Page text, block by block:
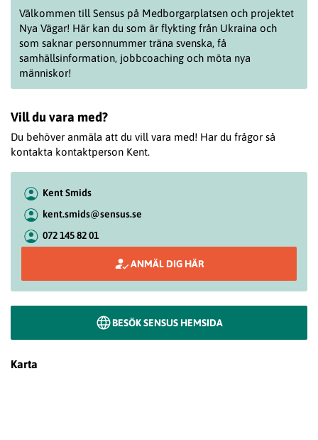
Välkommen till Sensus på Medborgarplatsen och projektet
Nya Vägar! Här kan du som är flykting från Ukraina och
som saknar personnummer träna svenska, få
samhällsinformation, jobbcoaching och möta nya
människor!
Vill du vara med?
Du behöver anmäla att du vill vara med! Har du frågor så
kontakta kontaktperson Kent.
Kent Smids
kent.smids@sensus.se
072 145 82 01
ANMÄL DIG HÄR
BESÖK SENSUS HEMSIDA
Karta